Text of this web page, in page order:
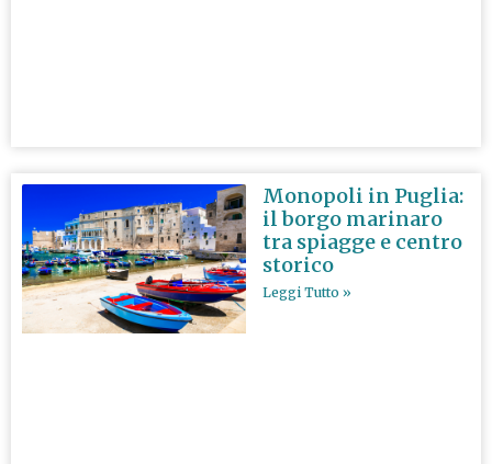
Monopoli in Puglia:
il borgo marinaro
tra spiagge e centro
storico
Leggi Tutto »